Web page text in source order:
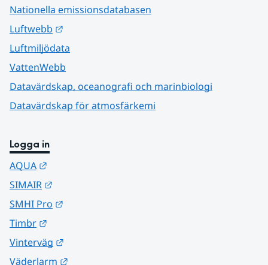
Nationella emissionsdatabasen
Luftwebb
Luftmiljödata
VattenWebb
Datavärdskap, oceanografi och marinbiologi
Datavärdskap för atmosfärkemi
Logga in
AQUA
SIMAIR
SMHI Pro
Timbr
Vinterväg
Väderlarm